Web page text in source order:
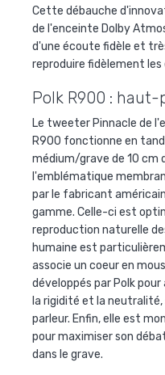
Cette débauche
de l'enceinte Dolby
d'une écoute fidèle et
reproduire fidèlement
Polk R900 :
Le tweeter Pinnacle de
R900 fonctionne en
médium/grave de 10 cm
l'emblématique
par le fabricant
gamme. Celle-ci est
reproduction naturelle
humaine est
associe un coeur en
développés par Polk
la rigidité et la
parleur. Enfin, elle est
pour maximiser son
dans le grave.